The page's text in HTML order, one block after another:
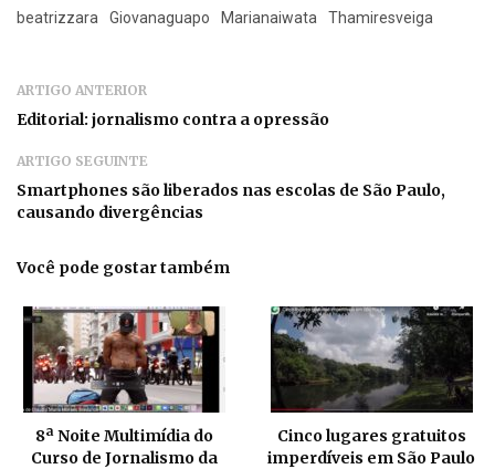
beatrizzara Giovanaguapo Marianaiwata Thamiresveiga
ARTIGO ANTERIOR
Editorial: jornalismo contra a opressão
ARTIGO SEGUINTE
Smartphones são liberados nas escolas de São Paulo,
causando divergências
Você pode gostar também
8ª Noite Multimídia do
Curso de Jornalismo da
Cinco lugares gratuitos
imperdíveis em São Paulo